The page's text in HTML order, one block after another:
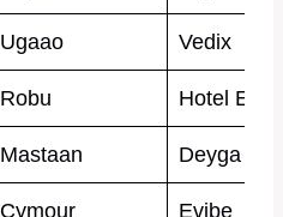
Ugaao Vedix
Robu Hotel
Mastaan Deyga
Cymour Evibe